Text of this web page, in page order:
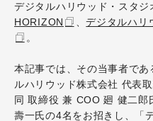
デジタルハリウッド・スタジ
HORIZON
、デジタルハリ
。
本記事では、その当事者で
ルハリウッド株式会社 代表
同 取締役 兼 COO 廻 健二郎
壽一氏の4名をお招きし、「